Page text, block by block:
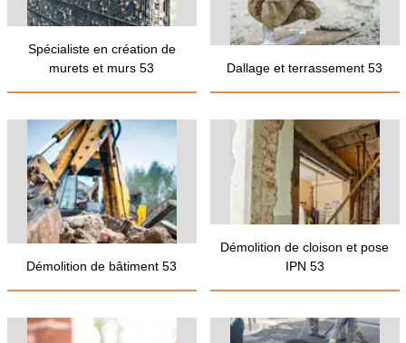
Spécialiste en création de
murets et murs 53
Dallage et terrassement 53
Démolition de bâtiment 53
Démolition de cloison et pose
IPN 53